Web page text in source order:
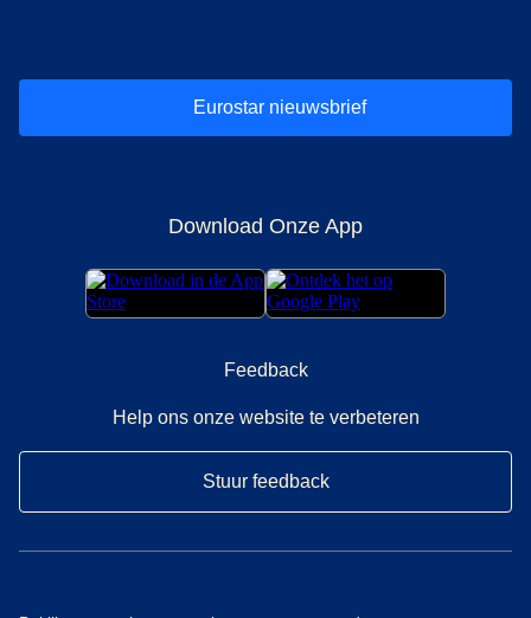
Eurostar nieuwsbrief
Download Onze App
Feedback
Help ons onze website te verbeteren
Stuur feedback